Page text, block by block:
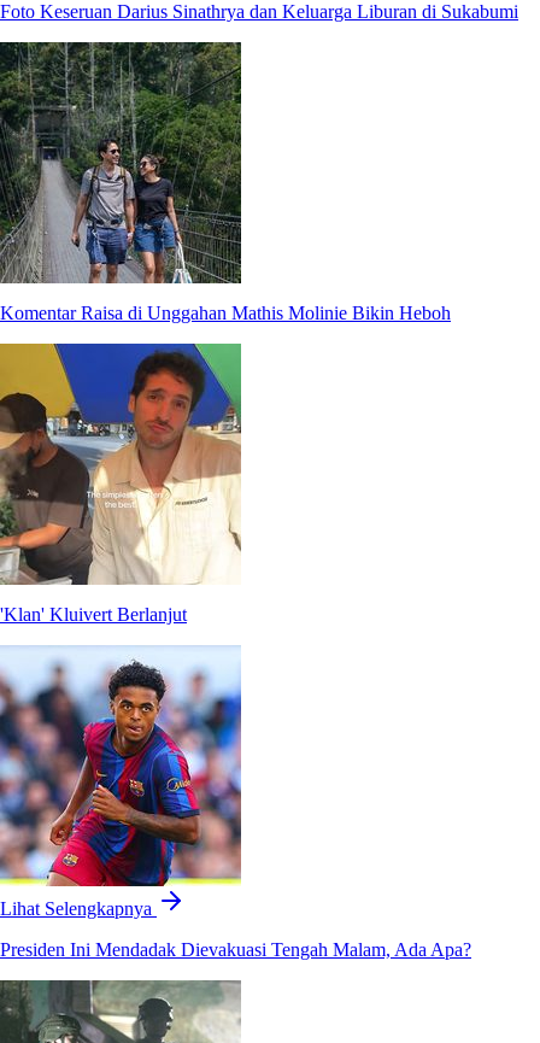
Foto Keseruan Darius Sinathrya dan Keluarga Liburan di Sukabumi
Komentar Raisa di Unggahan Mathis Molinie Bikin Heboh
'Klan' Kluivert Berlanjut
Lihat Selengkapnya
Presiden Ini Mendadak Dievakuasi Tengah Malam, Ada Apa?